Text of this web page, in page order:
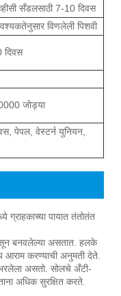
सँडलसाठी 7-10 दिवस
विणलेली पिशवी
दिवस
जोड्या
पेपल, वेस्टर्न युनियन,
पायात तंतोतंत
बनवलेल्या असतात. हलके
आराम करण्याची अनुमती देते.
असतो. सोलचे अँटी-
अधिक सुरक्षित करते.